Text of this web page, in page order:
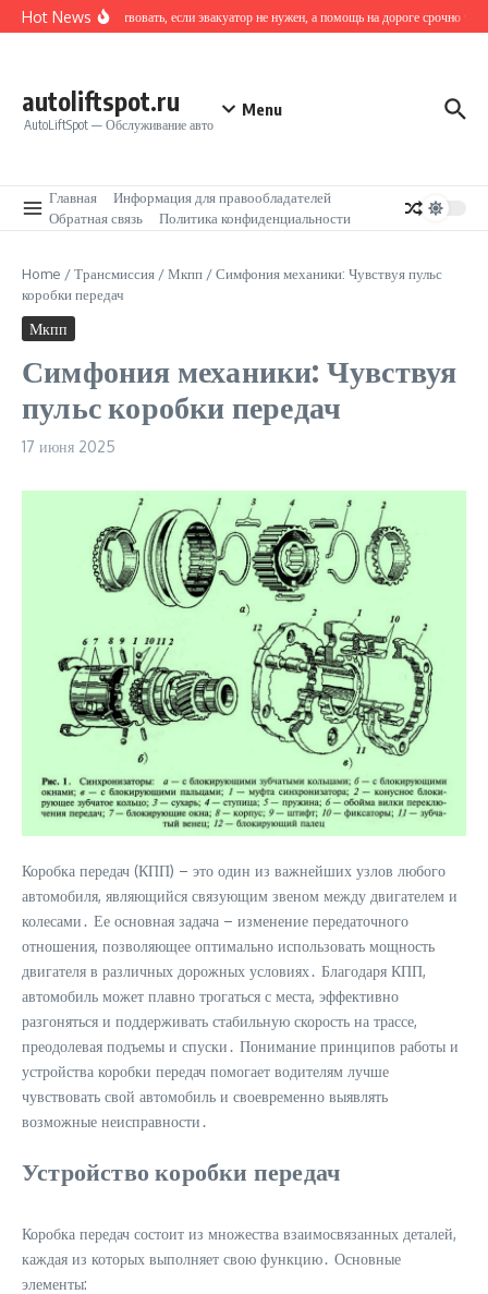
Перейти к содержанию
Hot NewsКак действовать, если эвакуатор не нужен, а помощь на дороге срочно
autoliftspot.ru
AutoLiftSpot — Обслуживание авто
Menu
Главная
Информация для правообладателей
Обратная связь
Политика конфиденциальности
Home /Трансмиссия /Мкпп /Симфония механики: Чувствуя пульс
коробки передач
Мкпп
Симфония механики: Чувствуя
пульс коробки передач
17 июня 2025
Коробка передач (КПП) – это один из важнейших узлов любого
автомобиля, являющийся связующим звеном между двигателем и
колесами․ Ее основная задача – изменение передаточного
отношения, позволяющее оптимально использовать мощность
двигателя в различных дорожных условиях․ Благодаря КПП,
автомобиль может плавно трогаться с места, эффективно
разгоняться и поддерживать стабильную скорость на трассе,
преодолевая подъемы и спуски․ Понимание принципов работы и
устройства коробки передач помогает водителям лучше
чувствовать свой автомобиль и своевременно выявлять
возможные неисправности․
Устройство коробки передач
Коробка передач состоит из множества взаимосвязанных деталей,
каждая из которых выполняет свою функцию․ Основные
элементы: